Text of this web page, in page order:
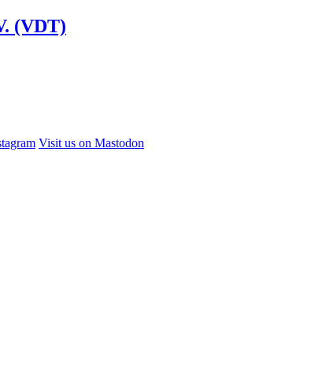
(VDT)
Visit us on Mastodon